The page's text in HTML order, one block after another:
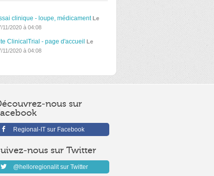
clinique - loupe, médicament Le
11/2020 à 04:08
ClinicalTrial - page d'accueil Le
11/2020 à 04:08
nous sur
Regional-IT sur Facebook
nous sur Twitter
@helloregionalit sur Twitter